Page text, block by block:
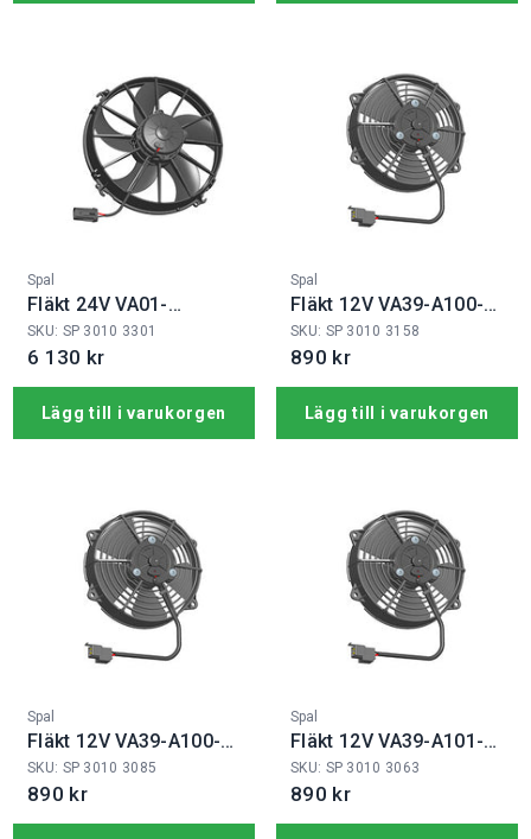
Fabrikat:
Spal
Fläkt 24V VA01-
BP90/LL-66A
SKU: SP 3010 3301
6 130 kr
Lägg till i varukorgen
Fabrikat:
Spal
Fläkt 12V VA39-A100-
45S
SKU: SP 3010 3158
890 kr
Lägg till i varukorgen
Fabrikat:
Spal
Fläkt 12V VA39-A100-
45A
SKU: SP 3010 3085
890 kr
Fabrikat:
Spal
Fläkt 12V VA39-A101-
45A
SKU: SP 3010 3063
890 kr